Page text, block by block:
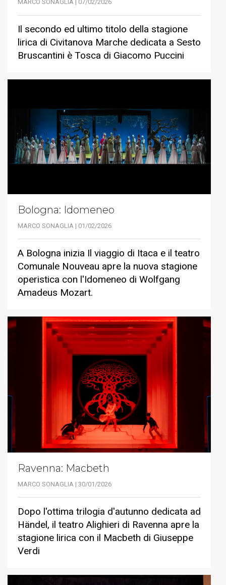
MARCO SONAGLIA | 07/02/2026
Il secondo ed ultimo titolo della stagione
lirica di Civitanova Marche dedicata a Sesto
Bruscantini è Tosca di Giacomo Puccini
Bologna: Idomeneo
MARCO SONAGLIA | 01/02/2026
A Bologna inizia Il viaggio di Itaca e il teatro
Comunale Nouveau apre la nuova stagione
operistica con l'Idomeneo di Wolfgang
Amadeus Mozart.
Ravenna: Macbeth
MARCO SONAGLIA | 30/01/2026
Dopo l'ottima trilogia d'autunno dedicata ad
Händel, il teatro Alighieri di Ravenna apre la
stagione lirica con il Macbeth di Giuseppe
Verdi